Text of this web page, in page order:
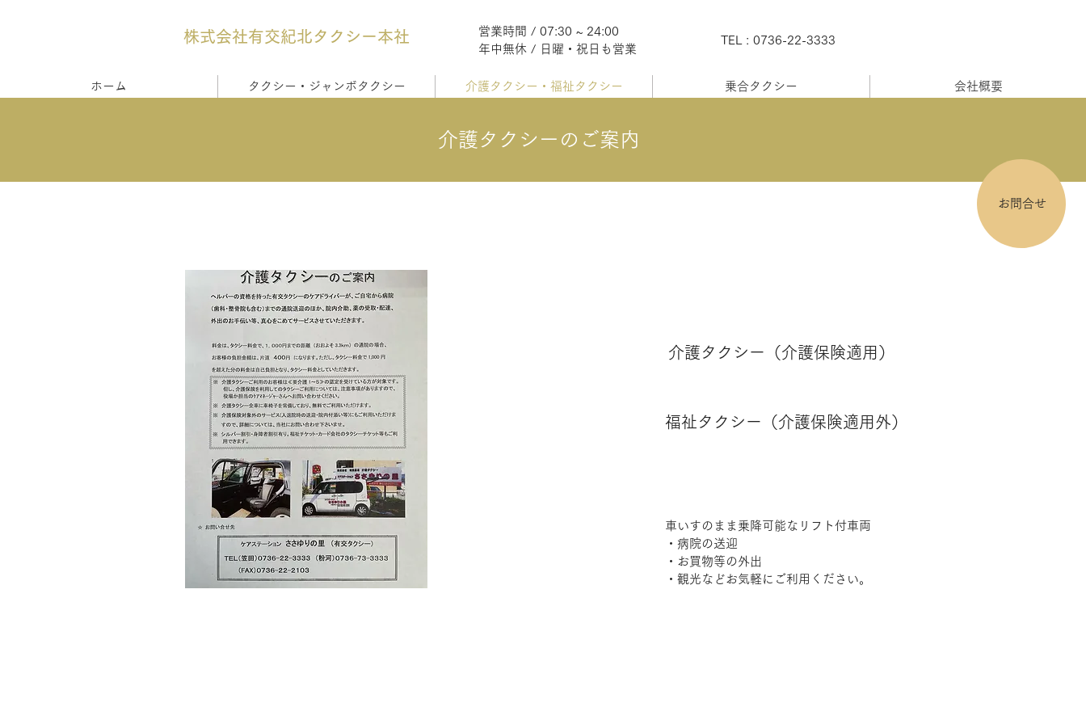
お問合せ
​株式会社有交紀北タクシー本社
営業時間 / 07:30 ~ 24:00
​年中無休 / 日曜・祝日も営業
TEL : 0736-22-3333
ホーム タクシー・ジャンボタクシー 介護タクシー・福祉タクシー 乗合タクシー 会社概要
​介護タクシーのご案内
​介護タクシー（介護保険適用）
​福祉タクシー（介護保険適用外）
車いすのまま乗降可能なリフト付車両
・病院の送迎
・お買物等の外出
・観光などお気軽にご利用ください。